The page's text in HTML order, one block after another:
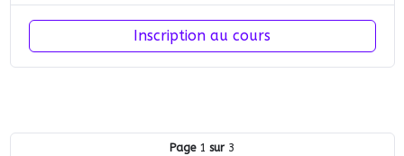
Inscription au cours
Page 1 sur 3